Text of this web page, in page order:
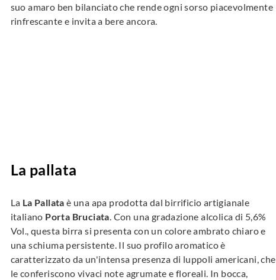
suo amaro ben bilanciato che rende ogni sorso piacevolmente
rinfrescante e invita a bere ancora.
La pallata
La La Pallata è una apa prodotta dal birrificio artigianale
italiano Porta Bruciata. Con una gradazione alcolica di 5,6%
Vol., questa birra si presenta con un colore ambrato chiaro e
una schiuma persistente. Il suo profilo aromatico è
caratterizzato da un'intensa presenza di luppoli americani, che
le conferiscono vivaci note agrumate e floreali. In bocca,